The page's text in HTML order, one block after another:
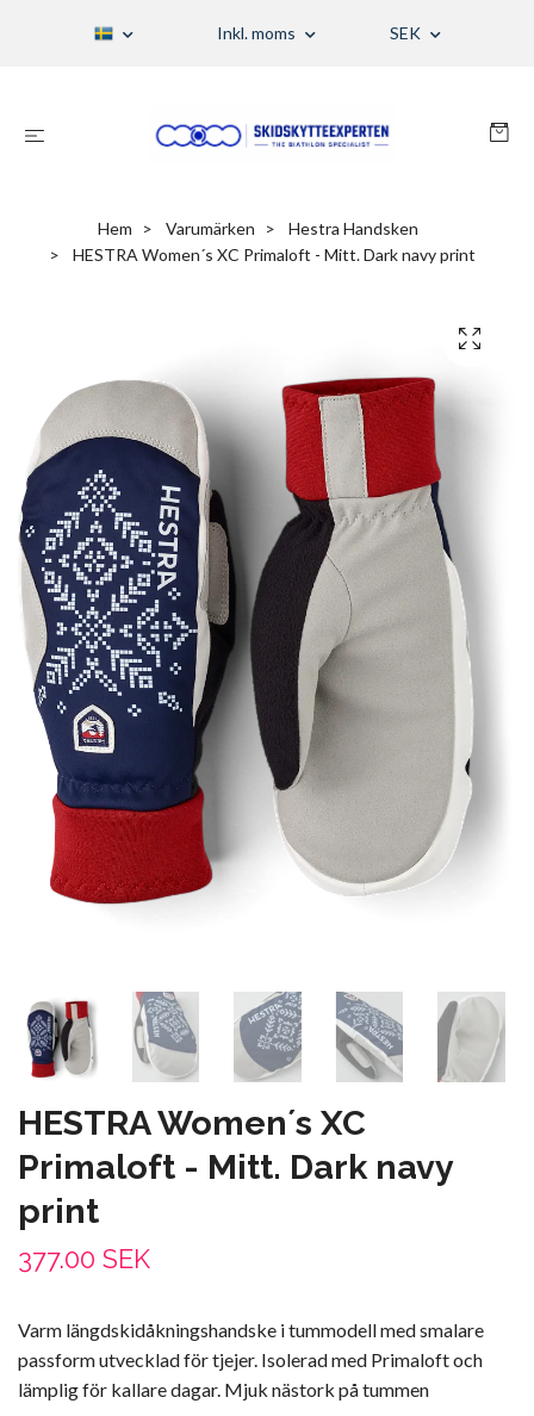
Inkl. moms SEK
Hem Varumärken
Hestra Handsken
HESTRA Women´s XC Primaloft - Mitt. Dark navy print
HESTRA Women´s XC
Primaloft - Mitt. Dark navy
print
377.00 SEK
Varm längdskidåkningshandske i tummodell med smalare
passform utvecklad för tjejer. Isolerad med Primaloft och
lämplig för kallare dagar. Mjuk nästork på tummen